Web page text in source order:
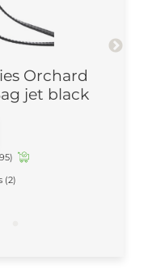
Orchard
jet black
(2)